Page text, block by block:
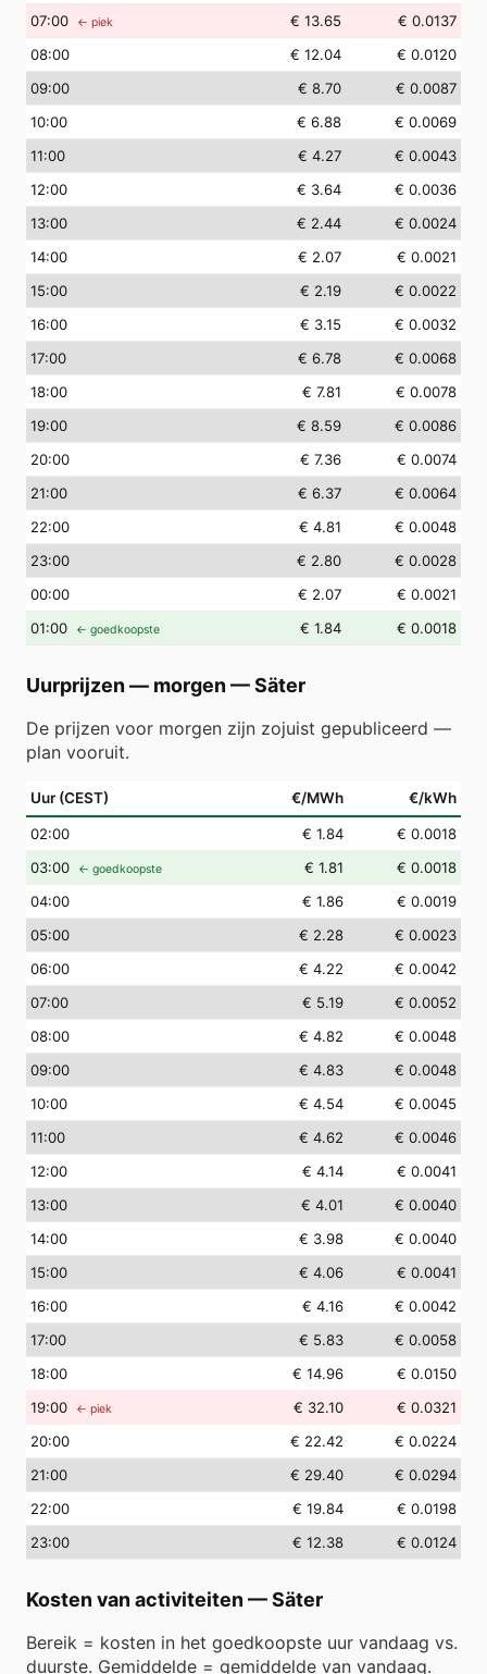
07:00 ← piek € 13.65
€ 0.0137
08:00 € 12.04
€ 0.0120
09:00 € 8.70
€ 0.0087
10:00 € 6.88
€ 0.0069
11:00 € 4.27
€ 0.0043
12:00 € 3.64
€ 0.0036
13:00 € 2.44
€ 0.0024
14:00 € 2.07
€ 0.0021
15:00 € 2.19
€ 0.0022
16:00 € 3.15
€ 0.0032
17:00 € 6.78
€ 0.0068
18:00 € 7.81
€ 0.0078
19:00 € 8.59
€ 0.0086
20:00 € 7.36
€ 0.0074
21:00 € 6.37
€ 0.0064
22:00 € 4.81
€ 0.0048
23:00 € 2.80
€ 0.0028
00:00 € 2.07
€ 0.0021
01:00 ← goedkoopste € 1.84 € 0.0018
Uurprijzen — morgen —Säter
De prijzen voor morgen zijn zojuist gepubliceerd —
plan vooruit.
Uur (CEST) €/MWh €/kWh
02:00 € 1.84
€ 0.0018
03:00 ← goedkoopste € 1.81
€ 0.0018
04:00 € 1.86
€ 0.0019
05:00 € 2.28
€ 0.0023
06:00 € 4.22
€ 0.0042
07:00 € 5.19
€ 0.0052
08:00 € 4.82
€ 0.0048
09:00 € 4.83
€ 0.0048
10:00 € 4.54
€ 0.0045
11:00 € 4.62
€ 0.0046
12:00 € 4.14
€ 0.0041
13:00 € 4.01
€ 0.0040
14:00 € 3.98
€ 0.0040
15:00 € 4.06
€ 0.0041
16:00 € 4.16
€ 0.0042
17:00 € 5.83
€ 0.0058
18:00 € 14.96
€ 0.0150
19:00 ← piek € 32.10
€ 0.0321
20:00 € 22.42
€ 0.0224
21:00 € 29.40
€ 0.0294
22:00 € 19.84
€ 0.0198
23:00 € 12.38 € 0.0124
Kosten van activiteiten —Säter
Bereik = kosten in het goedkoopste uur vandaag vs.
duurste. Gemiddelde = gemiddelde van vandaag.